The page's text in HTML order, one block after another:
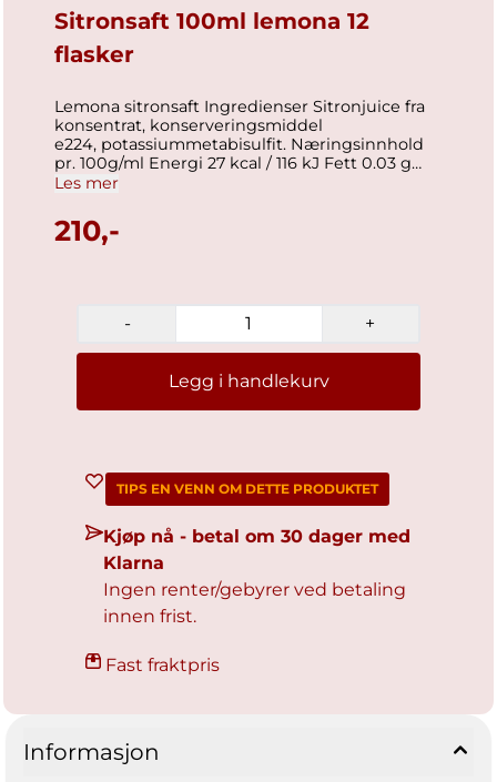
Sitronsaft 100ml lemona 12
flasker
Lemona sitronsaft Ingredienser Sitronjuice fra
konsentrat, konserveringsmiddel
e224, potassiummetabisulfit. Næringsinnhold
pr. 100g/ml Energi 27 kcal / 116 kJ Fett 0.03 g
hvorav flerumettede fettsyrer 0 g hvorav
sukkerarter 0 g Kostfibre 0.5 g Protein 0.4 g
Salt 0.25 g Generell informasjon Antall på pall:
Les mer
210,-
- +
Legg i handlekurv
TIPS EN VENN OM DETTE PRODUKTET
Kjøp nå - betal om 30 dager med
Klarna
Ingen renter/gebyrer ved betaling
innen frist.
Fast fraktpris
Informasjon